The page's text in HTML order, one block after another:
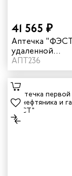
41 565 ₽
Аптечка
удаленной
промышленной
площадки
АПТ236